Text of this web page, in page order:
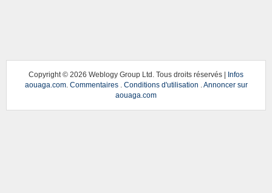
Copyright © 2026 Weblogy Group Ltd. Tous droits réservés | Infos
aouaga.com. Commentaires. Conditions d'utilisation
Annoncer sur
aouaga.com